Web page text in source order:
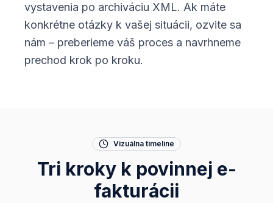
vystavenia po archiváciu XML. Ak máte
konkrétne otázky k vašej situácii, ozvite sa
nám – preberieme váš proces a navrhneme
prechod krok po kroku.
Vizuálna timeline
Tri kroky k povinnej e-
fakturácii